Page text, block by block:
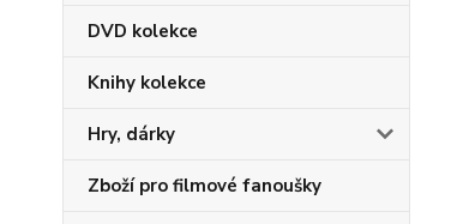
DVD kolekce
Knihy kolekce
Hry, dárky
Zboží pro filmové fanoušky